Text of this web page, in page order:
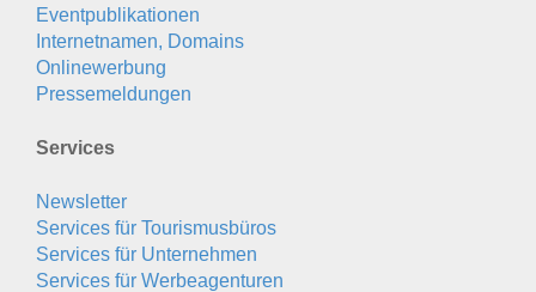
Eventpublikationen
Internetnamen, Domains
Onlinewerbung
Pressemeldungen
Services
Newsletter
Services für Tourismusbüros
Services für Unternehmen
Services für Werbeagenturen